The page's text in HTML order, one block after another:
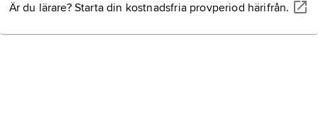
Är du lärare? Starta din kostnadsfria provperiod härifrån.